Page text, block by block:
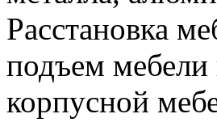
Расстановка
подъем мебели
корпусной